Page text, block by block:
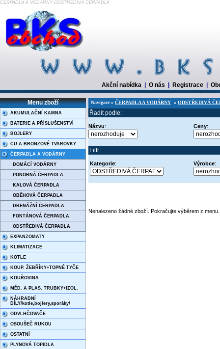
ČERPADLA A VODÁRNY ODSTŘEDIVÁ ČERPADLA
Akční nabídka O nás Registrace
Menu zboží
AKUMULAČNÍ KAMNA
BATERIE A PŘÍSLUŠENSTVÍ
BOJLERY
CU A BRONZOVÉ TVAROVKY
ČERPADLA A VODÁRNY
DOMÁCÍ VODÁRNY
PONORNÁ ČERPADLA
KALOVÁ ČERPADLA
OBĚHOVÁ ČERPADLA
DRENÁŽNÍ ČERPADLA
FONTÁNOVÁ ČERPADLA
ODSTŘEDIVÁ ČERPADLA
EXPANZOMATY
KLIMATIZACE
KOTLE
KOUP. ŽEBŘÍKY+TOPNÉ TYČE
KOUŘOVINA
MĚD. A PLAS. TRUBKY+IZOL.
NÁHRADNÍ
DÍLY/kotle,bojlery,sporáky/
ODVLHČOVAČE
OSOUŠEČ RUKOU
OSTATNÍ
PLYNOVÁ TOPIDLA
Navigace » ČERPADLA A VODÁRNY » ODSTŘEDIVÁ
Řadit podle:
Názvu: Ceny:
Filtr:
Kategorie: Výrobce:
Nenalezeno žádné zboží. Pokračujte výběrem z menu.